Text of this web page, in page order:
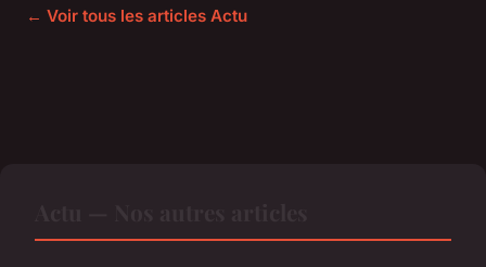
← Voir tous les articles Actu